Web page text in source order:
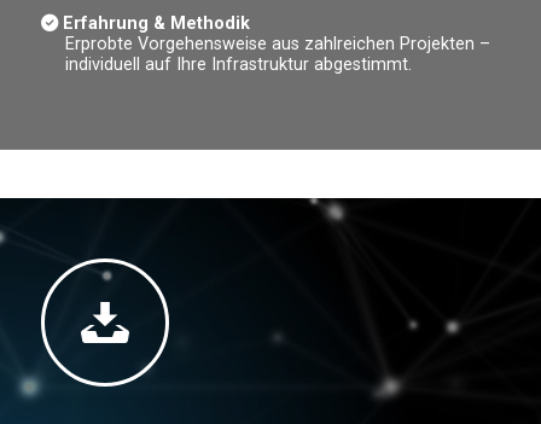
Erfahrung & Methodik
Erprobte Vorgehensweise aus zahlreichen Projekten –
individuell auf Ihre Infrastruktur abgestimmt.